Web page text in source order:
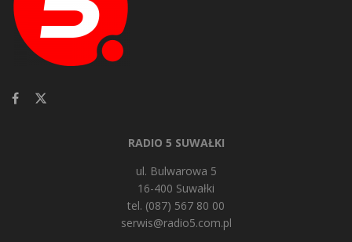
RADIO 5 SUWAŁKI
ul. Bulwarowa 5
16-400 Suwałki
tel. (087) 567 80 00
serwis@radio5.com.pl